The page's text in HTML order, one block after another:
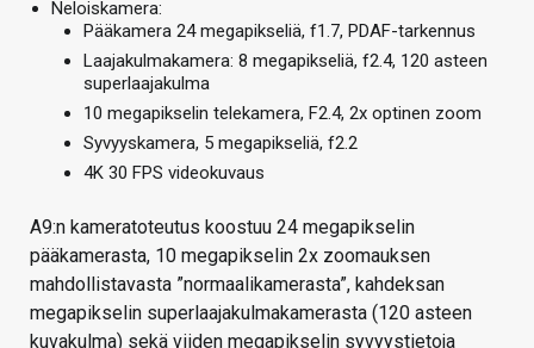
Neloiskamera:
Pääkamera 24 megapikseliä, f1.7, PDAF-tarkennus
Laajakulmakamera: 8 megapikseliä, f2.4, 120 asteen
superlaajakulma
10 megapikselin telekamera, F2.4, 2x optinen zoom
Syvyyskamera, 5 megapikseliä, f2.2
4K 30 FPS videokuvaus
A9:n kameratoteutus koostuu 24 megapikselin
pääkamerasta, 10 megapikselin 2x zoomauksen
mahdollistavasta ”normaalikamerasta”, kahdeksan
megapikselin superlaajakulmakamerasta (120 asteen
kuvakulma) sekä viiden megapikselin syvyystietoja